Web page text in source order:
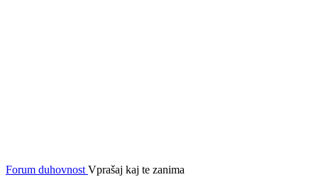
Forum duhovnost Vprašaj kaj te zanima